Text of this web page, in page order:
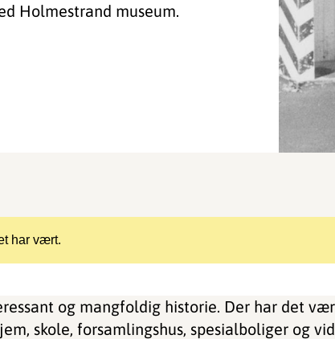
Holmestrand museum.
har vært.
og mangfoldig historie. Der har det
skole, forsamlingshus, spesialboliger og